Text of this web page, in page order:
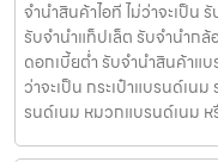
จำนำสินค้าไอที ไม่ว่าจะเป็น
รับจำนำแท็ปเล็ต รับจำนำกล้
ดอกเบี้ยต่ำ รับจำนำสินค้าแ
ว่าจะเป็น กระเป๋าแบรนด์เน
รนด์เนม หมวกแบรนด์เนม